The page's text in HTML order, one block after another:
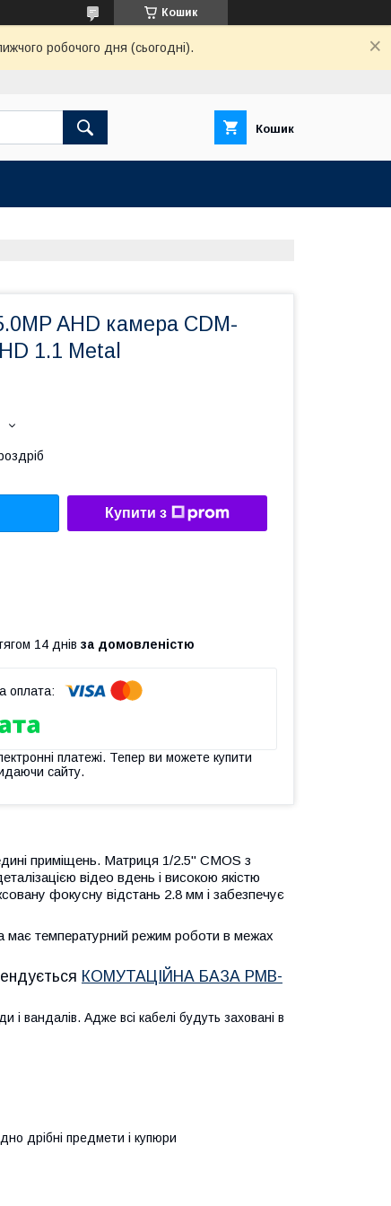
Кошик
робочого дня (сьогодні).
Кошик
AHD камера CDM-
1.1 Metal
Купити з
14 днів за домовленістю
платежі. Тепер ви можете купити
сайту.
приміщень. Матриця 1/2.5" CMOS з
відео вдень і високою якістю
фокусну відстань 2.8 мм і забезпечує
має температурний режим роботи в межах
КОМУТАЦІЙНА БАЗА PMB-
і вандалів. Адже всі кабелі будуть заховані в
дрібні предмети і купюри